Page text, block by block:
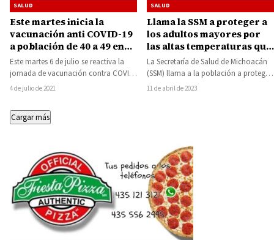
SALUD
Este martes inicia la
vacunación anti COVID-19
a población de 40 a 49 en
Huetamo, San Lucas,
Churumuco, Tuzantla,
Juárez, Susupuato,
Tiquicheo y Tzitzio
Este martes 6 de julio se reactiva la
jornada de vacunación contra COVID-
19, por lo que la Secretaría…
4 de julio de 2021
SALUD
Llama la SSM a proteger a
los adultos mayores por
las altas temperaturas que
se registran en esta
temporada
La Secretaría de Salud de Michoacán
(SSM) llama a la población a proteger
a los adultos mayores de…
11 de abril de 2023
Cargar más